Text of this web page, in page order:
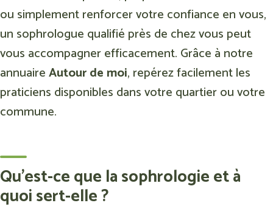
ou simplement renforcer votre confiance en vous,
un sophrologue qualifié près de chez vous peut
vous accompagner efficacement. Grâce à notre
annuaireAutour de moi, repérez facilement les
praticiens disponibles dans votre quartier ou votre
commune.
Qu'est-ce que la sophrologie et à
quoi sert-elle ?